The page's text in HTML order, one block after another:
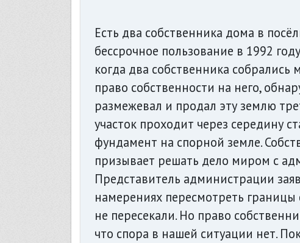
Есть два собственника дома в
бессрочное пользование в 1992
когда два собственника
право собственности на него,
размежевал и продал эту землю
участок проходит через середину
фундамент на спорной земле.
призывает решать дело миром с
Представитель администрации
намерениях пересмотреть границы
не пересекали. Но право
что спора в нашей ситуации нет.